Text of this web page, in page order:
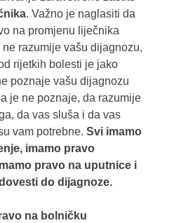
. Važno je naglasiti da
na promjenu liječnika
razumije vašu dijagnozu,
rijetkih bolesti je jako
poznaje vašu dijagnozu
je ne poznaje, da razumije
da vas sluša i da vas
vam potrebne. Svi imamo
imamo pravo
pravo na uputnice i
do dijagnoze.
na bolničku